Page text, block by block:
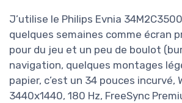
J’utilise le Philips Evnia
quelques semaines comme écran
pour du jeu et un peu de boulot
navigation, quelques montages
papier, c’est un 34 pouces incurvé,
3440x1440, 180 Hz, FreeSync